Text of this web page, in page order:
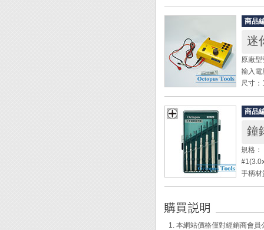
◆ 最適
金、
◆ 可夾
商品
迷
原廠
輸入
尺寸
重量
內含
◆ 電
1. 各
使用
2. 每
3. 約
◆ 主
商品
鐘
規格
手柄
鑽孔
子時
1. 本網站價格僅對經銷商會